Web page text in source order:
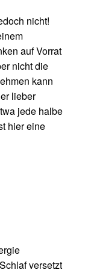
nicht!
auf Vorrat
nicht die
kann
lieber
jede halbe
hier eine
versetzt